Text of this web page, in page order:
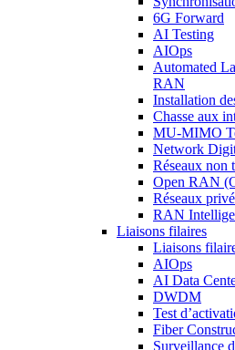
6G Forward
AI Testing
AIOps
Automated
RAN
Installation
Chasse aux
MU-MIMO
Network
Réseaux non
Open RAN
Réseaux
RAN
Liaisons filaires
Liaisons
AIOps
AI Data
DWDM
Test
Fiber
Surveillance